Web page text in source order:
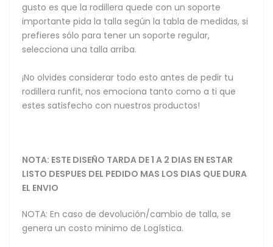
gusto es que la rodillera quede con un soporte
importante pida la talla según la tabla de medidas, si
prefieres sólo para tener un soporte regular,
selecciona una talla arriba.
¡No olvides considerar todo esto antes de pedir tu
rodillera runfit, nos emociona tanto como a ti que
estes satisfecho con nuestros productos!
NOTA: ESTE DISEÑO TARDA DE 1 A 2 DIAS EN ESTAR
LISTO DESPUES DEL PEDIDO MAS LOS DIAS QUE DURA
EL ENVIO
NOTA: En caso de devolución/cambio de talla, se
genera un costo minimo de Logística.